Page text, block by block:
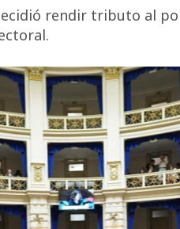
rendir tributo al